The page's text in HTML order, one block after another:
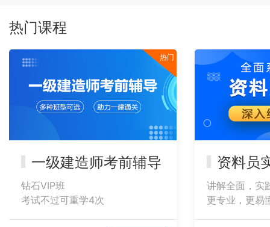
热门课程
热门
一级建造师考前辅导
钻石VIP班
考试不过可重学4次
资料员
讲解全面，实践
更专业，更易懂